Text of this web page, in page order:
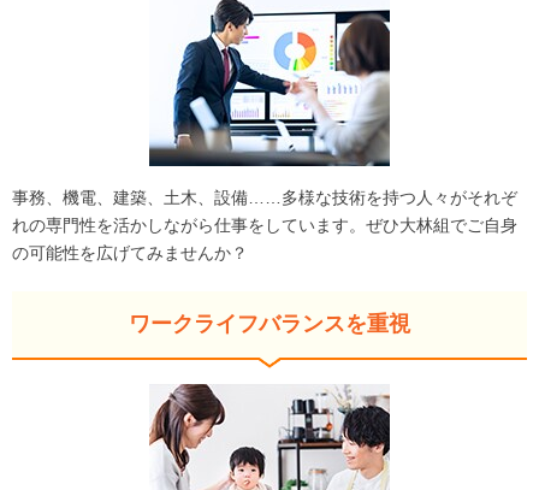
事務、機電、建築、土木、設備……多様な技術を持つ人々がそれぞ
れの専門性を活かしながら仕事をしています。ぜひ大林組でご自身
の可能性を広げてみませんか？
ワークライフバランスを重視